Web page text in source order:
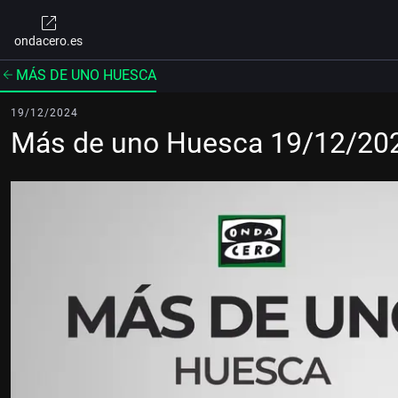
ondacero.es
MÁS DE UNO HUESCA
19/12/2024
Más de uno Huesca 19/12/